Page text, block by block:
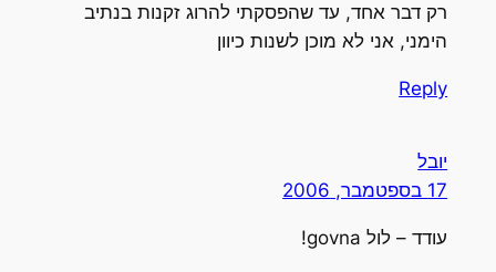
רק דבר אחד, עד שהפסקתי להרוג זקנות בנתיב
הימני, אני לא מוכן לשנות כיוון
Reply
יובל
17 בספטמבר, 2006
עודד – לול govna!